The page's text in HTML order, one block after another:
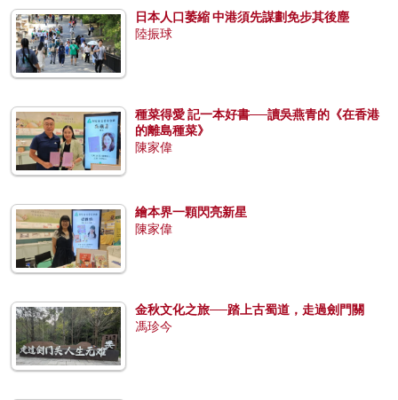
日本人口萎縮 中港須先謀劃免步其後塵
陸振球
種菜得愛 記一本好書──讀吳燕青的《在香港
的離島種菜》
陳家偉
繪本界一顆閃亮新星
陳家偉
金秋文化之旅──踏上古蜀道，走過劍門關
馮珍今